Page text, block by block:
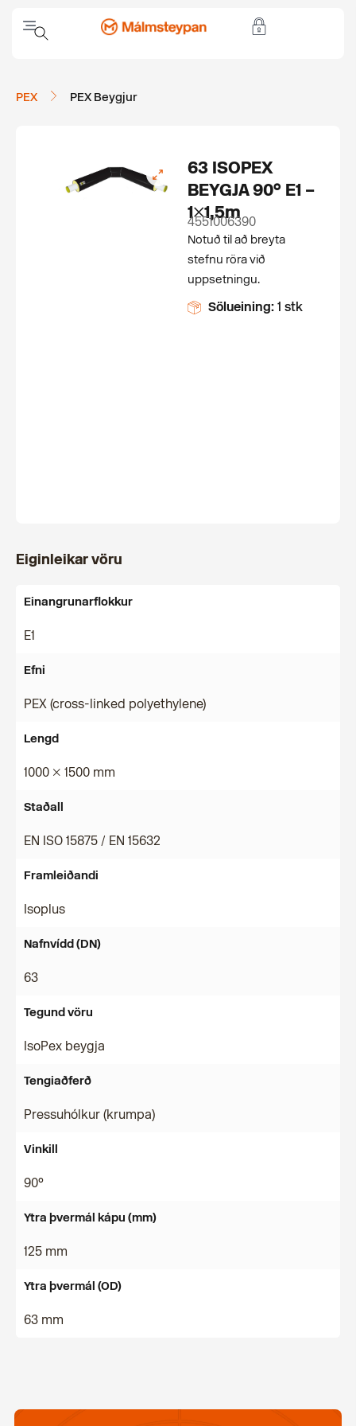
PEX PEX Beygjur
63 ISOPEX
BEYGJA 90° E1 –
1×1,5m
4551006390
Notuð til að breyta
stefnu röra við
uppsetningu.
Sölueining:1 stk
Eiginleikar vöru
Einangrunarflokkur
E1
Efni
PEX (cross-linked polyethylene)
Lengd
1000 × 1500 mm
Staðall
EN ISO 15875 / EN 15632
Framleiðandi
Isoplus
Nafnvídd (DN)
63
Tegund vöru
IsoPex beygja
Tengiaðferð
Pressuhólkur (krumpa)
Vinkill
90°
Ytra þvermál kápu (mm)
125 mm
Ytra þvermál (OD)
63 mm